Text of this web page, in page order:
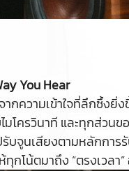
You Hear
กความเข้าใจที่ลึกซึ้งยิ่
ไมโครวินาที และทุกส่ว
บจูนเสียงตามหลักการ
ทุกโน้ตมาถึง “ตรงเวล